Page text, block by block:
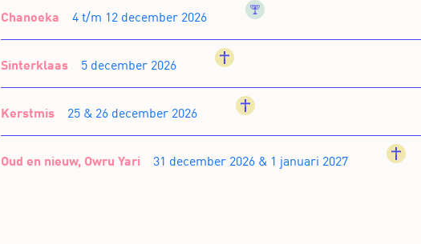
Chanoeka 4 t/m 12 december 2026
Sinterklaas 5 december 2026
Kerstmis 25 & 26 december 2026
Oud en nieuw, Owru Yari 31 december 2026 & 1 januari 2027